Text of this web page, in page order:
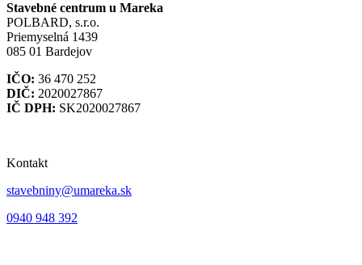
Stavebné centrum u Mareka
POLBARD, s.r.o.
Priemyselná 1439
085 01 Bardejov
IČO: 36 470 252
DIČ: 2020027867
IČ DPH: SK2020027867
Kontakt
stavebniny@umareka.sk
0940 948 392